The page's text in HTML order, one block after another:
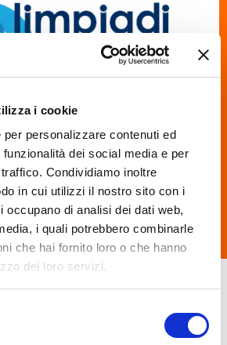
i cookie
personalizzare contenuti ed
dei social media e per
Condividiamo inoltre
in cui utilizzi il nostro sito con i
occupano di analisi dei dati web,
i quali potrebbero combinarle
che hai fornito loro o che hanno
dei loro servizi.
de soldadura em Itália a ter
no pódio da mais importante
"As Olimpíadas Italianas de
Soldadura ".